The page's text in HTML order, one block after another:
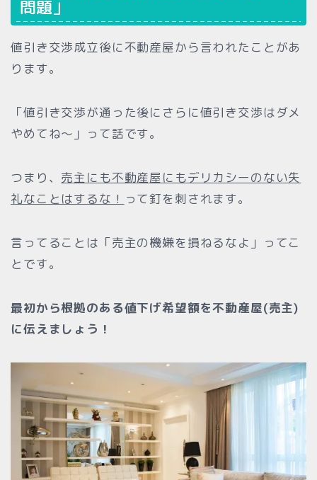
問題」
値引き交渉成立後に不動産屋から言われたことがあ
ります。
「値引き交渉が通った後にさらに値引き交渉はダメ
やめてね〜」って話です。
つまり、 売主にも不動産屋にもデリカシーのない失
礼なことはするな！ って釘を刺されます。
言ってることは「売主の機嫌を損ねるなよ」ってこ
とです。
最初から根拠のある値下げ希望額を不動産屋(売主)
に伝えましょう！